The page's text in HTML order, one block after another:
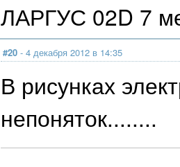
ЛАРГУС 02D 7
#20 - 4 декабря 2012 в 14:35
В рисунках
непоняток........